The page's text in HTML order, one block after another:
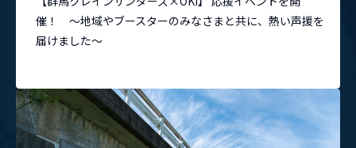
催！ ～地域やブースターのみなさまと共に、熱い声援を
届けました～